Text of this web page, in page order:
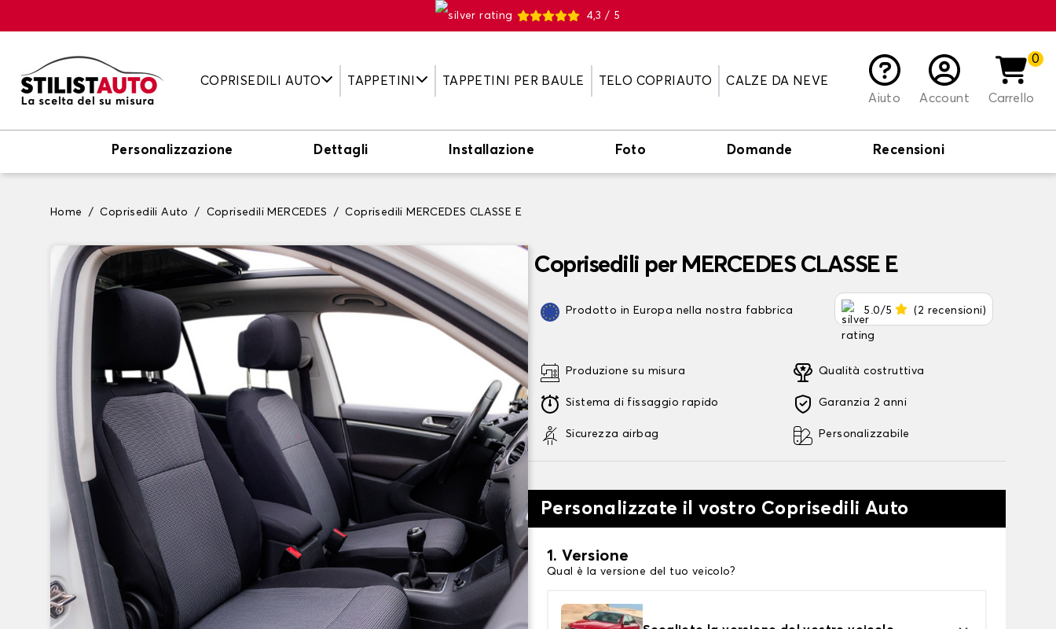
4,3 / 5
COPRISEDILI AUTO TAPPETINI TAPPETINI PER BAULE TELO COPRIAUTO
CALZE DA NEVE
Aiuto
Account
0
Carrello
Personalizzazione Dettagli Installazione Foto Domande Recensioni
Home Coprisedili Auto Coprisedili MERCEDES Coprisedili MERCEDES CLASSE E
Coprisedili per MERCEDES CLASSE E
Prodotto in Europa nella nostra fabbrica 5.0/5 (2 recensioni)
Produzione su misura
Sistema di fissaggio rapido
Sicurezza airbag
Qualità costruttiva
Garanzia 2 anni
Personalizzabile
Personalizzate il vostro Coprisedili Auto
1. Versione
Qual è la versione del tuo veicolo?